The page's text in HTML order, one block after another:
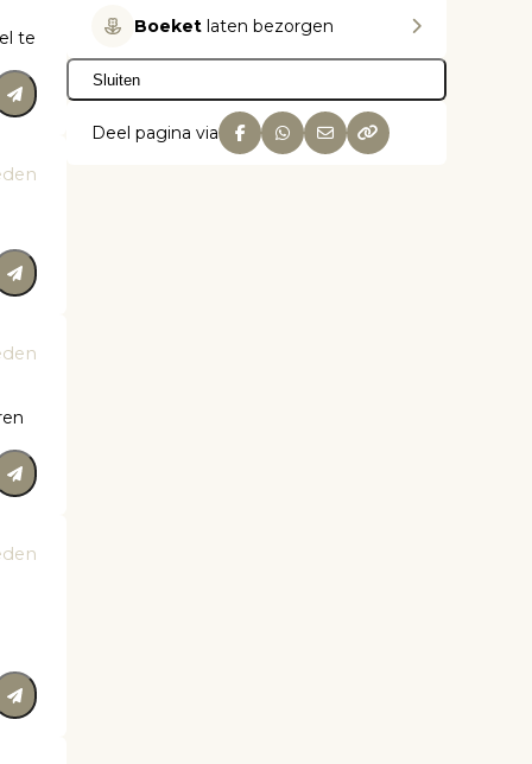
te
Boeket laten bezorgen
Sluiten
Deel pagina via